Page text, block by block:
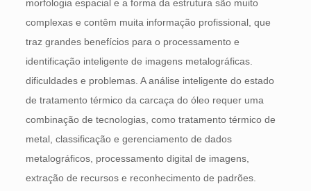
morfologia espacial e a forma da estrutura são muito
complexas e contêm muita informação profissional, que
traz grandes benefícios para o processamento e
identificação inteligente de imagens metalográficas.
dificuldades e problemas. A análise inteligente do estado
de tratamento térmico da carcaça do óleo requer uma
combinação de tecnologias, como tratamento térmico de
metal, classificação e gerenciamento de dados
metalográficos, processamento digital de imagens,
extração de recursos e reconhecimento de padrões.